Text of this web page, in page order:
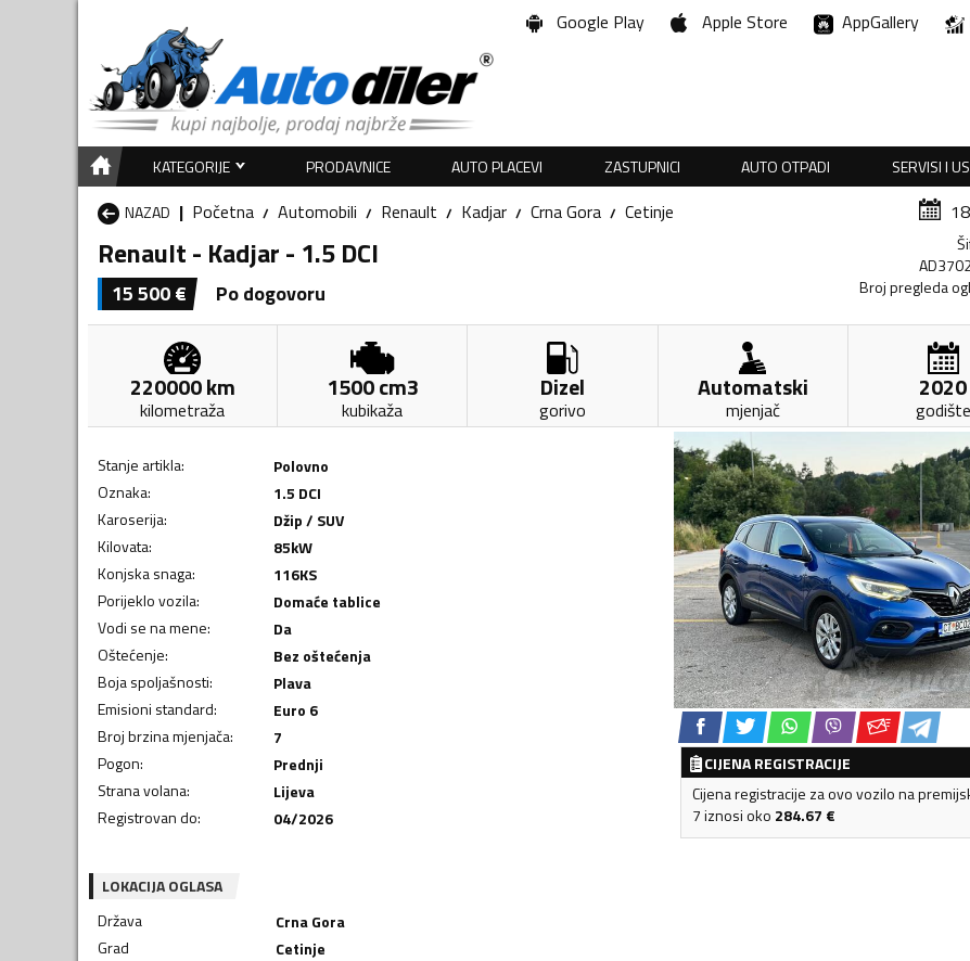
Google Play Apple Store AppGallery
KATEGORIJE PRODAVNICE AUTO PLACEVI ZASTUPNICI AUTO OTPADI SERVISI I
NAZAD
Početna Automobili Renault Kadjar Crna Gora Cetinje
Renault - Kadjar - 1.5 DCI
15 500€ Po dogovoru
Broj pregleda
220000km
kilometraža
1500cm3
kubikaža
Dizel
gorivo
Automatski
mjenjač
2020
godište
Stanje artikla:
Polovno
Oznaka:
1.5 DCI
Karoserija:
Džip / SUV
Kilovata: 85kW
Konjska snaga: 116KS
Porijeklo vozila:
Domaće tablice
Vodi se na mene:
Da
Oštećenje:
Bez oštećenja
Boja spoljašnosti:
Plava
Emisioni standard:
Euro 6
Broj brzina mjenjača:
7
Pogon:
Prednji
Strana volana:
Lijeva
Registrovan do: 04/2026
CIJENA REGISTRACIJE
Cijena registracije za ovo vozilo na
7 iznosi oko 284.67 €
LOKACIJA OGLASA
Država
Crna Gora
Grad
Cetinje